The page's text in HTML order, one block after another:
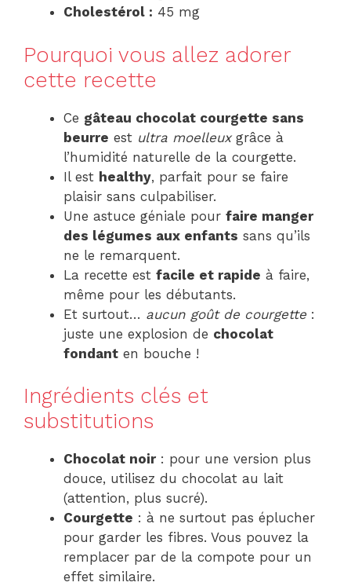
Cholestérol : 45 mg
Pourquoi vous allez adorer
cette recette
Ce gâteau chocolat courgette sans
beurre est ultra moelleuxgrâce à
l’humidité naturelle de la courgette.
Il est healthy, parfait pour se faire
plaisir sans culpabiliser.
Une astuce géniale pour faire manger
des légumes aux enfants sans qu’ils
ne le remarquent.
La recette est facile et rapide à faire,
même pour les débutants.
Et surtout… aucun goût de courgette :
juste une explosion de chocolat
fondant en bouche !
Ingrédients clés et
substitutions
Chocolat noir: pour une version plus
douce, utilisez du chocolat au lait
(attention, plus sucré).
Courgette : à ne surtout pas éplucher
pour garder les fibres. Vous pouvez la
remplacer par de la compote pour un
effet similaire.